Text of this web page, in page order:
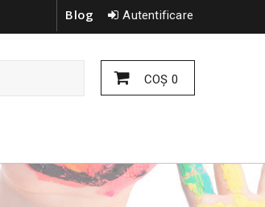
Autentificare
Blog
COŞ 0